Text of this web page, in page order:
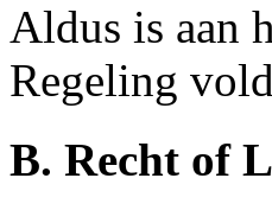
Aldus is aan
Regeling
B. Recht of